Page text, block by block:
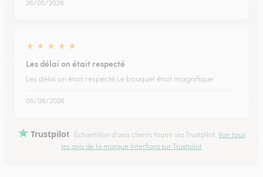
26/05/2026
★ ★ ★ ★ ★
Les délai on était respecté
Les délai on était respecté Le bouquet était magnifique
05/06/2026
Trustpilot Échantillon d'avis clients fourni via Trustpilot. Voir tous
les avis de la marque Interflora sur Trustpilot